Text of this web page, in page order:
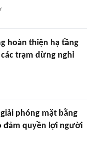
hoàn thiện hạ tầng
trạm dừng nghỉ
phóng mặt bằng
đảm quyền lợi người